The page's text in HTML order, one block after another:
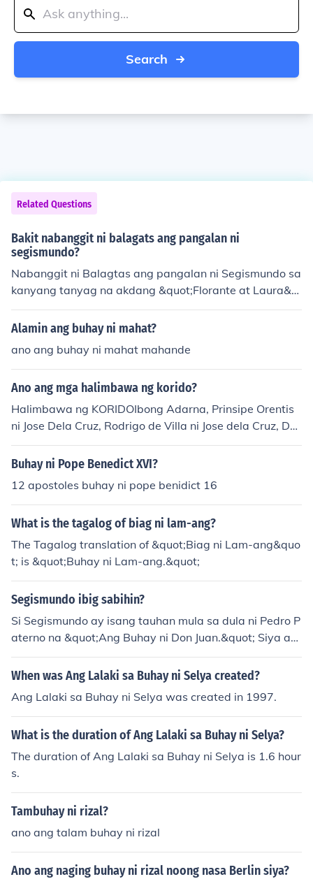
Search
Related Questions
Bakit nabanggit ni balagats ang pangalan ni
segismundo?
Nabanggit ni Balagtas ang pangalan ni Segismundo sa
kanyang tanyag na akdang &quot;Florante at Laura&q
uot; bilang simbolo ng mga tema ng pagdurusa at pag-
asa. Si Segismundo, na isang karakter mula sa &quot;L
akatawan sa pagkakahiwalay ng tao sa kanyang kala
yaan at ang pakikibaka para sa sariling kapalaran. Sa
pamamagitan ng pagbanggit kay Segismundo, pinapa
kita ni Balagtas ang mga hamon at pagsubok na dinar
anas ng mga tao sa kanilang buhay, pati na rin ang pa
Alamin ang buhay ni mahat?
ano ang buhay ni mahat mahande
Ano ang mga halimbawa ng korido?
Halimbawa ng KORIDOIbong Adarna, Prinsipe Orentis
ni Jose Dela Cruz, Rodrigo de Villa ni Jose dela Cruz, Do
&Atilde;&plusmn;a Ines ni Ananias Zorilla, Don Juan Ti&
Atilde;&plusmn;oso at Ang Haring Patay.Halimbawa n
ni Segismundo ni Eulogio Juan de Tandiona, Doce Pares
na kaharian ng Francia ni Jose Dela Cruz, Salita at Buha
y ni Mariang Alimango, Prinsipe Igmidio at Prinsesa Cla
riana.
Buhay ni Pope Benedict XVI?
12 apostoles buhay ni pope benidict 16
What is the tagalog of biag ni lam-ang?
The Tagalog translation of &quot;Biag ni Lam-ang&quo
t; is &quot;Buhay ni Lam-ang.&quot;
Segismundo ibig sabihin?
Si Segismundo ay isang tauhan mula sa dula ni Pedro P
aterno na &quot;Ang Buhay ni Don Juan.&quot; Siya ay
isang prinsipe na isinilang sa ilalim ng isang masaman
g hula at inilihim ng kanyang ama upang maiwasan an
sa mga temang tulad ng tadhana, kalayaan, at ang pa
ghahanap sa sariling pagkatao. Sa kabuuan, si Segism
undo ay simbolo ng pakikibaka ng tao sa kanyang kapa
laran.
When was Ang Lalaki sa Buhay ni Selya created?
Ang Lalaki sa Buhay ni Selya was created in 1997.
What is the duration of Ang Lalaki sa Buhay ni Selya?
The duration of Ang Lalaki sa Buhay ni Selya is 1.6 hour
s.
Tambuhay ni rizal?
ano ang talam buhay ni rizal
Ano ang naging buhay ni rizal noong nasa Berlin siya?